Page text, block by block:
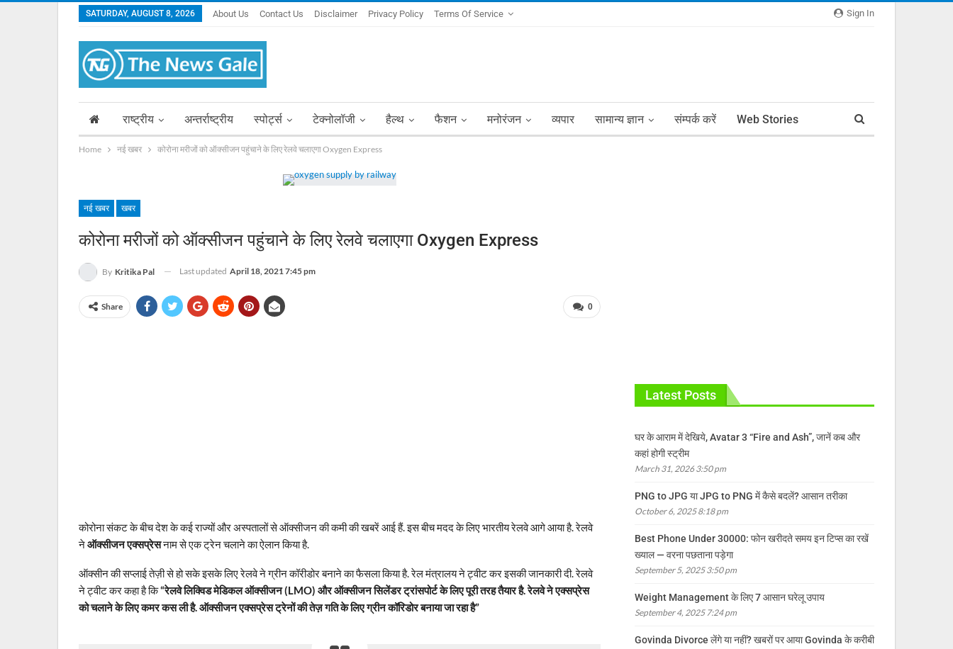
Sign In
SATURDAY, AUGUST 8, 2026 About Us Contact Us Disclaimer Privacy Policy Terms Of Service
राष्ट्रीय अन्तर्राष्ट्रीय स्पोर्ट्स टेक्नोलॉजी हैल्थ फैशन मनोरंजन व्यपार सामान्य ज्ञान संम्पर्क करें Web Stories
Home नई खबर कोरोना मरीजों को ऑक्सीजन पहुंचाने के लिए रेलवे चलाएगा Oxygen Express
नई खबर खबर
कोरोना मरीजों को ऑक्सीजन पहुंचाने के लिए रेलवे चलाएगा Oxygen Express
By Kritika Pal Last updated April 18, 2021 7:45 pm
0
Share
कोरोना संकट के बीच देश के कई राज्यों और अस्पतालों से ऑक्सीजन की कमी की खबरें आई हैं. इस बीच मदद के लिए भारतीय रेलवे आगे आया है. रेलवे
नेऑक्सीजन एक्सप्रेसनाम से एक ट्रेन चलाने का ऐलान किया है.
ऑक्सीन की सप्लाई तेज़ी से हो सके इसके लिए रेलवे ने ग्रीन कॉरीडोर बनाने का फैसला किया है. रेल मंत्रालय ने ट्वीट कर इसकी जानकारी दी. रेलवे
ने ट्वीट कर कहा है कि“रेलवे लिक्विड मेडिकल ऑक्सीजन (LMO) और ऑक्सीजन सिलेंडर ट्रांसपोर्ट के लिए पूरी तरह तैयार है. रेलवे ने एक्सप्रेस
को चलाने के लिए कमर कस ली है. ऑक्सीजन एक्सप्रेस ट्रेनों की तेज़ गति के लिए ग्रीन कॉरिडोर बनाया जा रहा है”
Latest Posts
घर के आराम में देखिये, Avatar 3 “Fire and Ash”, जानें कब और
कहां होगी स्ट्रीम
March 31, 2026 3:50 pm
PNG to JPG या JPG to PNG में कैसे बदलें? आसान तरीका
October 6, 2025 8:18 pm
Best Phone Under 30000: फोन खरीदते समय इन टिप्स का रखें
ख्याल — वरना पछताना पड़ेगा
September 5, 2025 3:50 pm
Weight Management के लिए 7 आसान घरेलू उपाय
September 4, 2025 7:24 pm
Govinda Divorce लेंगे या नहीं? खबरों पर आया Govinda के करीबी